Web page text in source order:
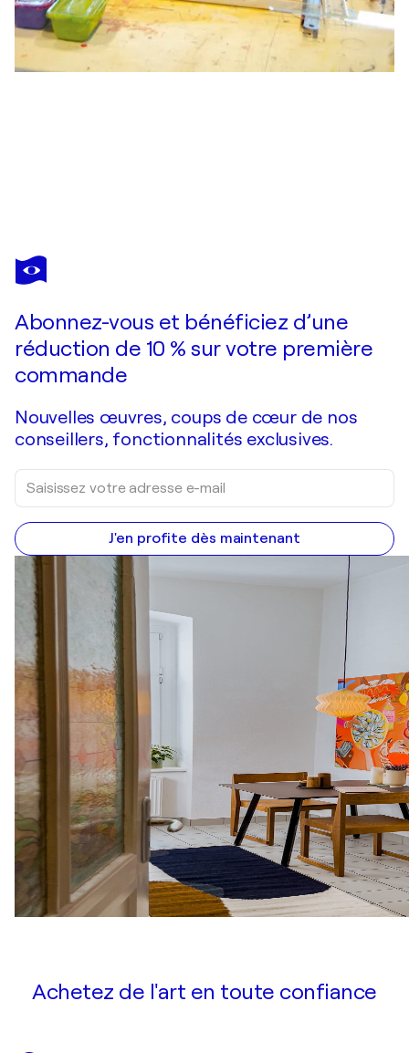
LAURENT PRUDOT
FLORAL TASK 100.43-19
Abonnez-vous et bénéficiez d’une
réduction de 10 % sur votre première
commande
Nouvelles œuvres, coups de cœur de nos
conseillers, fonctionnalités exclusives.
J'en profite dès maintenant
Achetez de l'art en toute confiance